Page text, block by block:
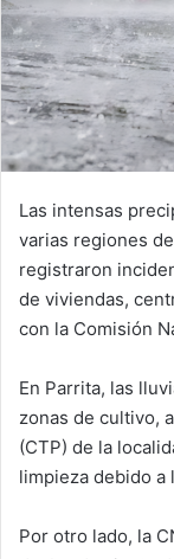
Las intensas
varias regiones
registraron
de viviendas,
con la Comisión
En Parrita, las
zonas de cultivo,
(CTP) de la
limpieza debido a
Por otro lado, la